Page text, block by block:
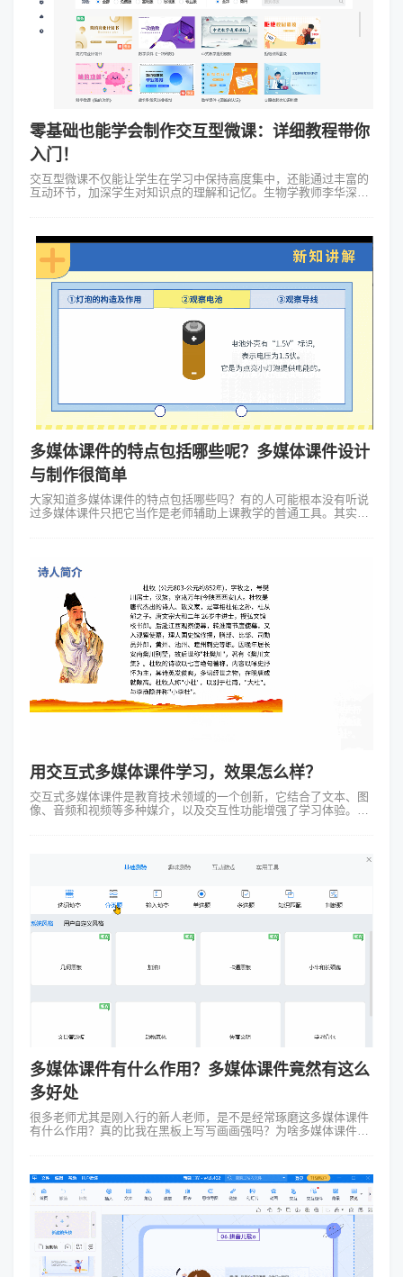
零基础也能学会制作交互型微课：详细教程带你
入门！
交互型微课不仅能让学生在学习中保持高度集中，还能通过丰富的
互动环节，加深学生对知识点的理解和记忆。生物学教师李华深知
多媒体课件的特点包括哪些呢？多媒体课件设计
与制作很简单
大家知道多媒体课件的特点包括哪些吗？有的人可能根本没有听说
过多媒体课件只把它当作是老师辅助上课教学的普通工具。其实它
用交互式多媒体课件学习，效果怎么样？
交互式多媒体课件是教育技术领域的一个创新，它结合了文本、图
像、音频和视频等多种媒介，以及交互性功能增强了学习体验。这
多媒体课件有什么作用？多媒体课件竟然有这么
多好处
很多老师尤其是刚入行的新人老师，是不是经常琢磨这多媒体课件
有什么作用？真的比我在黑板上写写画画强吗？为啥多媒体课件这